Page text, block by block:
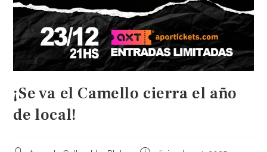
¡Se va el Camello cierra el año
de local!